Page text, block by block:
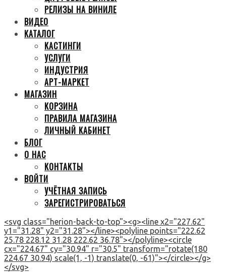
РЕЛИЗЫ НА ВИНИЛЕ
ВИДЕО
КАТАЛОГ
КАСТИНГИ
УСЛУГИ
ИНДУСТРИЯ
АРТ-МАРКЕТ
МАГАЗИН
КОРЗИНА
ПРАВИЛА МАГАЗИНА
ЛИЧНЫЙ КАБИНЕТ
БЛОГ
О НАС
КОНТАКТЫ
ВОЙТИ
УЧЁТНАЯ ЗАПИСЬ
ЗАРЕГИСТРИРОВАТЬСЯ
<svg class="herion-back-to-top"><g><line x2="227.62"
y1="31.28" y2="31.28"></line><polyline points="222.62
25.78 228.12 31.28 222.62 36.78"></polyline><circle
cx="224.67" cy="30.94" r="30.5" transform="rotate(180
224.67 30.94) scale(1, -1) translate(0, -61)"></circle></g>
</svg>